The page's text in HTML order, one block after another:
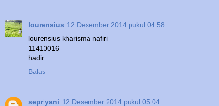
lourensius 12 Desember 2014 pukul 04.58
lourensius kharisma nafiri
11410016
hadir
Balas
sepriyani 12 Desember 2014 pukul 05.04